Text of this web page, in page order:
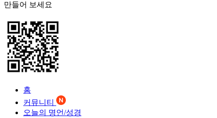
만들어 보세요
홈
커뮤니티
오늘의 명언/성경